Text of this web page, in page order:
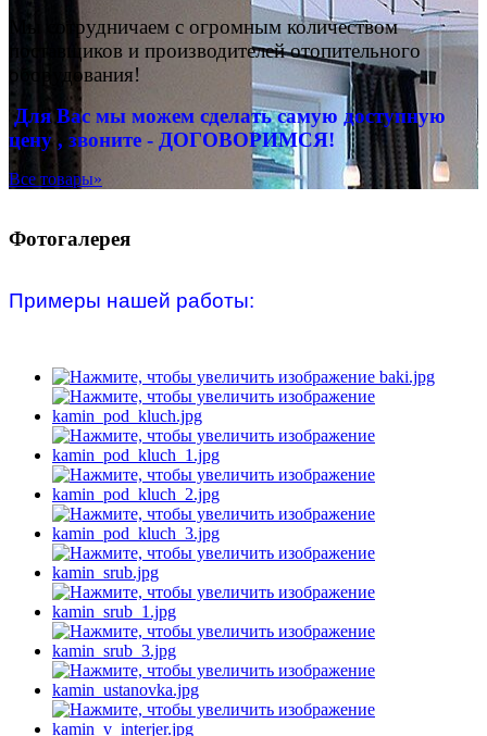
Мы сотрудничаем с огромным количеством
поставщиков и производителей отопительного
оборудования!
Для Вас мы можем сделать самую доступную
цену , звоните - ДОГОВОРИМСЯ!
Все товары»
Фотогалерея
Примеры нашей работы: